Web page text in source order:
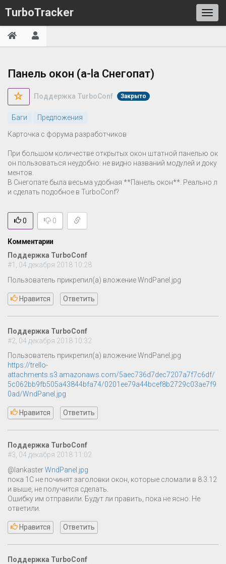
TurboTracker
Панель окон (a-la Снегопат)
Поддержка TurboConf Закрыто
Баги Предложения
Карточка с форума разработчиков
При большом количестве открытых окон штатной панелью ок
он пользоваться неудобно: не видно названий модулей и доку
ментов.
В Снегопате была весьма удобная **Панель окон**. Реально л
и сделать подобное в TurboConf?
0 0
Комментарии
Поддержка TurboConf
#1, 04 декабря 2018 10:28
Пользователь прикрепил(а) вложение WndPanel.jpg
Нравится Ответить
Поддержка TurboConf
#2, 04 декабря 2018 10:32
Пользователь прикрепил(а) вложение WndPanel.jpg
https://trello-
attachments.s3.amazonaws.com/5aec736d7dec7207a7f7c6df/
5c062bb9fb505a43844bfa74/0201ee79a44bcef8b2729c03ae7f9
0ad/WndPanel.jpg
Нравится Ответить
Поддержка TurboConf
#3, 04 декабря 2018 11:02
@lankasterWndPanel.jpg
пока 1С не починят заголовки окон, которые сломали в 8.3.12
и выше, не получится сделать.
Ошибку им отправили. Будут ли править, пока не ясно. Не
ответили.
Нравится Ответить
Поддержка TurboConf